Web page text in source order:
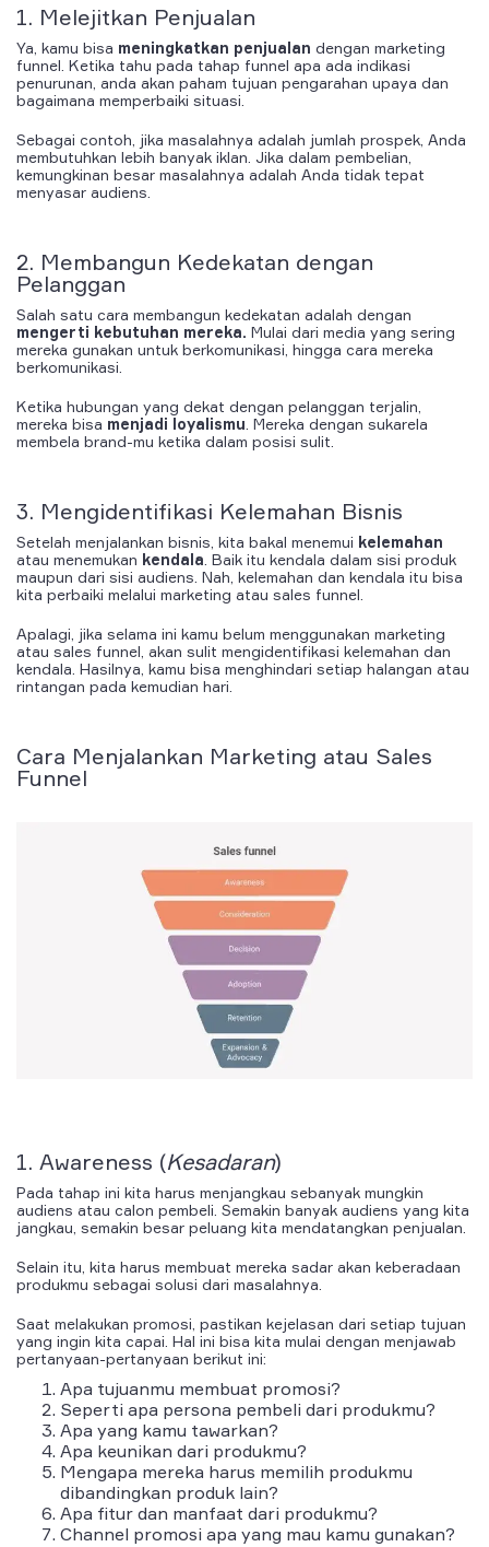
1. Melejitkan Penjualan
Ya, kamu bisa meningkatkan penjualan dengan marketing
funnel. Ketika tahu pada tahap funnel apa ada indikasi
penurunan, anda akan paham tujuan pengarahan upaya dan
bagaimana memperbaiki situasi.
Sebagai contoh, jika masalahnya adalah jumlah prospek, Anda
membutuhkan lebih banyak iklan. Jika dalam pembelian,
kemungkinan besar masalahnya adalah Anda tidak tepat
menyasar audiens.
2. Membangun Kedekatan dengan
Pelanggan
Salah satu cara membangun kedekatan adalah dengan
mengerti kebutuhan mereka. Mulai dari media yang sering
mereka gunakan untuk berkomunikasi, hingga cara mereka
berkomunikasi.
Ketika hubungan yang dekat dengan pelanggan terjalin,
mereka bisa menjadi loyalismu Mereka dengan sukarela
membela brand-mu ketika dalam posisi sulit.
3. Mengidentifikasi Kelemahan Bisnis
Setelah menjalankan bisnis, kita bakal menemui kelemahan
atau menemukan kendala Baik itu kendala dalam sisi produk
maupun dari sisi audiens. Nah, kelemahan dan kendala itu bisa
kita perbaiki melalui marketing atau sales funnel.
Apalagi, jika selama ini kamu belum menggunakan marketing
atau sales funnel, akan sulit mengidentifikasi kelemahan dan
kendala. Hasilnya, kamu bisa menghindari setiap halangan atau
rintangan pada kemudian hari.
Cara Menjalankan Marketing atau Sales
Funnel
1. Awareness (Kesadaran)
Pada tahap ini kita harus menjangkau sebanyak mungkin
audiens atau calon pembeli. Semakin banyak audiens yang kita
jangkau, semakin besar peluang kita mendatangkan penjualan.
Selain itu, kita harus membuat mereka sadar akan keberadaan
produkmu sebagai solusi dari masalahnya.
Saat melakukan promosi, pastikan kejelasan dari setiap tujuan
yang ingin kita capai. Hal ini bisa kita mulai dengan menjawab
pertanyaan-pertanyaan berikut ini:
Apa tujuanmu membuat promosi?
Seperti apa persona pembeli dari produkmu?
Apa yang kamu tawarkan?
Apa keunikan dari produkmu?
Mengapa mereka harus memilih produkmu
dibandingkan produk lain?
Apa fitur dan manfaat dari produkmu?
Channel promosi apa yang mau kamu gunakan?